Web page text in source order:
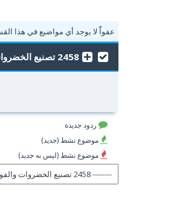
عفواًً لا يوجد أي مواضيع في هذا
2458 تصنيع الخضروات والفواكه
ردود جديدة
موضوع نشط (جديد)
موضوع نشط (ليس به جديد)